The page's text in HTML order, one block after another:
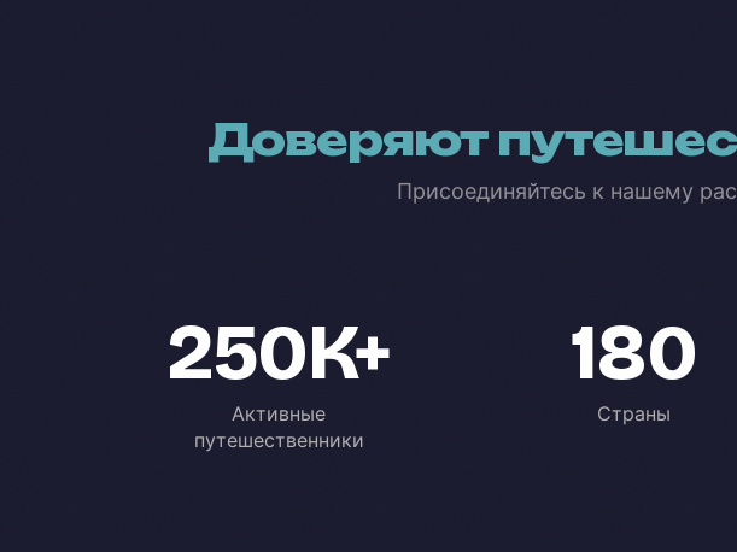
Доверяют
Присоединяйтесь к нашему
250K+
Активные
путешественники
180
Страны